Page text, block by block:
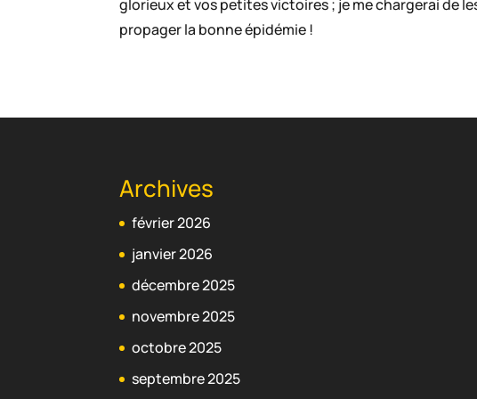
glorieux et vos petites victoires ; je me chargerai de
propager la bonne épidémie !
Archives
février 2026
janvier 2026
décembre 2025
novembre 2025
octobre 2025
septembre 2025